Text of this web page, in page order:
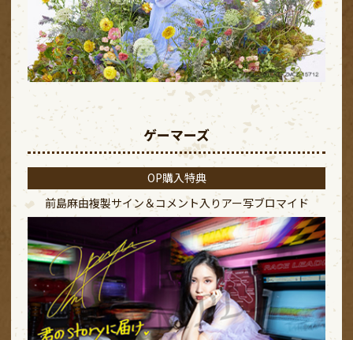
ゲーマーズ
OP購入特典
前島麻由複製サイン＆コメント入り アー写ブロマイド